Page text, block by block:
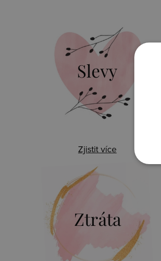
Slevy
Zjistit více
Ztráta